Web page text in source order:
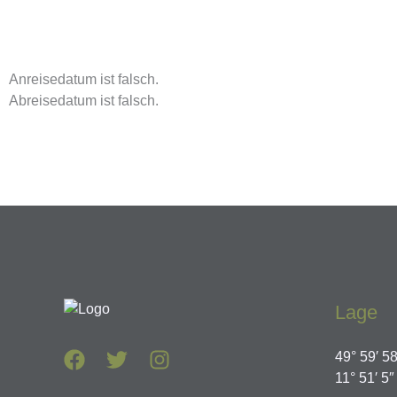
Anreisedatum ist falsch.
Abreisedatum ist falsch.
Lage
49° 59′
11° 51′